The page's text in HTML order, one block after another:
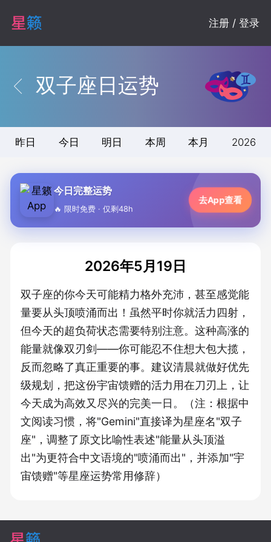
注册 / 登录
双子座日运势
昨日 今日 明日 本周 本月 2026
今日完整运势
🔥 限时免费 · 仅剩48h
去App查看
2026年5月19日
双子座的你今天可能精力格外充沛，甚至感觉能
量要从头顶喷涌而出！虽然平时你就活力四射，
但今天的超负荷状态需要特别注意。这种高涨的
能量就像双刃剑——你可能忍不住想大包大揽，
反而忽略了真正重要的事。建议清晨就做好优先
级规划，把这份宇宙馈赠的活力用在刀刃上，让
今天成为高效又尽兴的完美一日。（注：根据中
文阅读习惯，将"Gemini"直接译为星座名"双子
座"，调整了原文比喻性表述"能量从头顶溢
出"为更符合中文语境的"喷涌而出"，并添加"宇
宙馈赠"等星座运势常用修辞）